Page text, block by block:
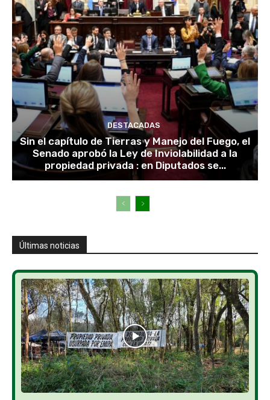
DESTACADAS
Sin el capítulo de Tierras y Manejo del Fuego, el
Senado aprobó la Ley de Inviolabilidad a la
propiedad privada : en Diputados se...
Últimas noticias